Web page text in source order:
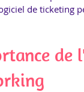
de ticketing
de